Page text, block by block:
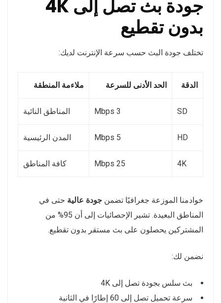
جودة بث تصل إلى 4K
بدون تقطيع
تختلف جودة البث حسب سرعة الإنترنت لديك:
الدقة الحد الأدنى للسرعة ملاءمة المنطقة
SD
3 Mbps المناطق النائية
HD
5 Mbps المدن الرئيسية
4K
25 Mbps كافة المناطق
خوادمنا الموزعة جغرافيًا تضمن جودة عالية حتى في
المناطق البعيدة. تشير الإحصائيات إلى أن 95% من
المشتركين يحصلون على بث مستقر بدون تقطيع.
نضمن لك:
بث سلس بجودة تصل إلى 4K
سرعة تحميل تصل إلى 60 إطارًا في الثانية